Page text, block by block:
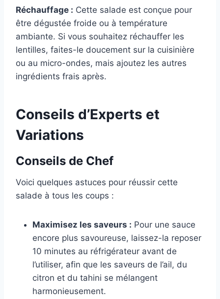
Réchauffage : Cette salade est conçue pour
être dégustée froide ou à température
ambiante. Si vous souhaitez réchauffer les
lentilles, faites-le doucement sur la cuisinière
ou au micro-ondes, mais ajoutez les autres
ingrédients frais après.
Conseils d’Experts et
Variations
Conseils de Chef
Voici quelques astuces pour réussir cette
salade à tous les coups :
Maximisez les saveurs : Pour une sauce
encore plus savoureuse, laissez-la reposer
10 minutes au réfrigérateur avant de
l’utiliser, afin que les saveurs de l’ail, du
citron et du tahini se mélangent
harmonieusement.